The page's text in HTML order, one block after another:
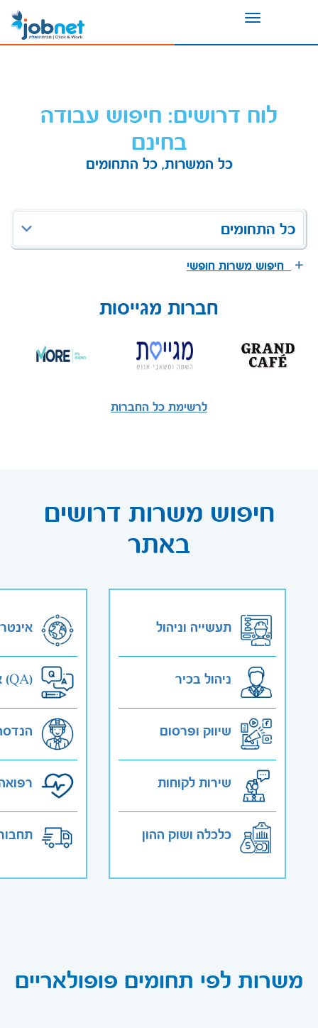
Toggle
לוח דרושים: חיפוש עבודה
בחינם
כל המשרות, כל התחומים
כל התחומים
חיפוש משרות חופשי
חברות מגייסות
לרשימת כל החברות
חיפוש משרות דרושים
באתר
תעשייה וניהול
ניהול בכיר
שיווק ופרסום
שירות לקוחות
כלכלה ושוק ההון
אבטחת איכות (QA)
משרות לפי תחומים פופולאריים